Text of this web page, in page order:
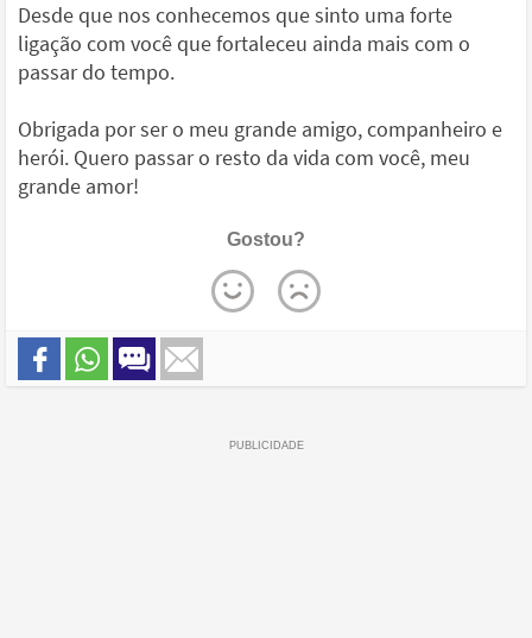
Desde que nos conhecemos que sinto uma forte
ligação com você que fortaleceu ainda mais com o
passar do tempo.
Obrigada por ser o meu grande amigo, companheiro e
herói. Quero passar o resto da vida com você, meu
grande amor!
Gostou?